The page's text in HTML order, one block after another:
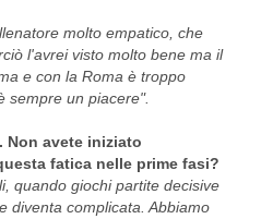
molto empatico, che
l'avrei visto molto bene ma il
e con la Roma è troppo
sempre un piacere".
Non avete iniziato
fatica nelle prime fasi?
quando giochi partite decisive
diventa complicata. Abbiamo